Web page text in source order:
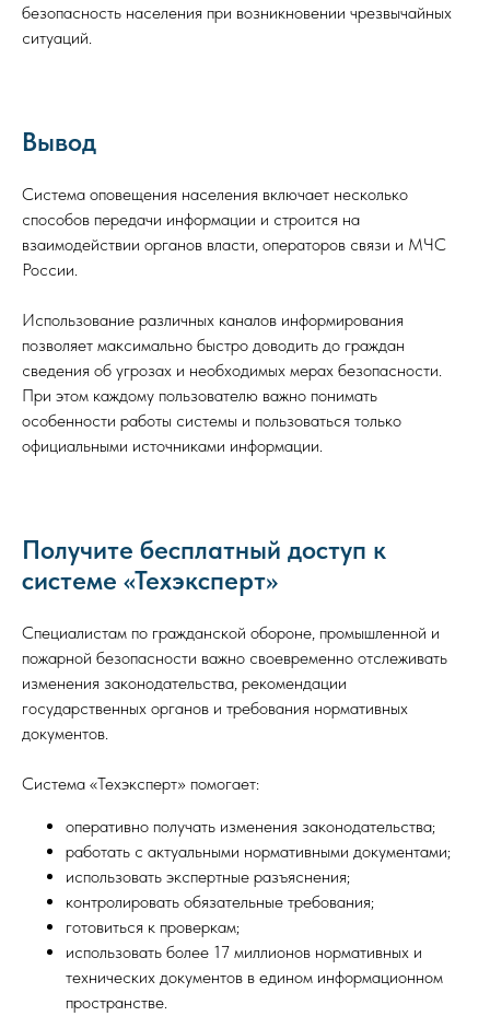
безопасность населения при возникновении чрезвычайных
ситуаций.
Вывод
Система оповещения населения включает несколько
способов передачи информации и строится на
взаимодействии органов власти, операторов связи и МЧС
России.
Использование различных каналов информирования
позволяет максимально быстро доводить до граждан
сведения об угрозах и необходимых мерах безопасности.
При этом каждому пользователю важно понимать
особенности работы системы и пользоваться только
официальными источниками информации.
Получите бесплатный доступ к
системе «Техэксперт»
Специалистам по гражданской обороне, промышленной и
пожарной безопасности важно своевременно отслеживать
изменения законодательства, рекомендации
государственных органов и требования нормативных
документов.
Система «Техэксперт» помогает:
оперативно получать изменения законодательства;
работать с актуальными нормативными документами;
использовать экспертные разъяснения;
контролировать обязательные требования;
готовиться к проверкам;
использовать более 17 миллионов нормативных и
технических документов в едином информационном
пространстве.